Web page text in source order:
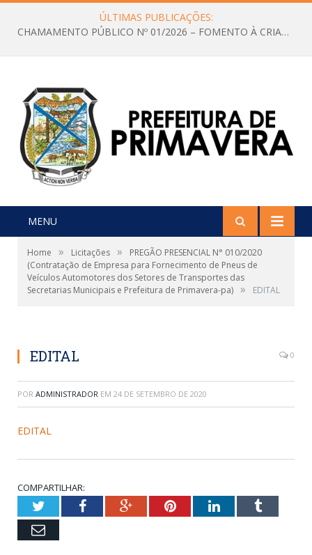
ÚLTIMAS PUBLICAÇÕES:
CHAMAMENTO PÚBLICO Nº 01/2026 – FOMENTO À CRIAÇÃO E A CIRCULAÇÃO DE PRODUÇÕES CULTURAIS – Aldir Blanc
MENU
Home » Licitações »
PREGÃO PRESENCIAL N° 010/2020
(Contratação de Empresa para Fornecimento de Pneus de
Veículos Automotores dos Setores de Transportes das
Secretarias Municipais e Prefeitura de Primavera-pa) » EDITAL
EDITAL 0
POR ADMINISTRADOR EM 24 DE SETEMBRO DE 2020
EDITAL
COMPARTILHAR:
TwitterFacebookGoogle+PinterestLinkedInTumblr
Email